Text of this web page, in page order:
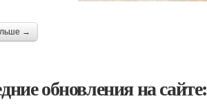
→
обновления на сайте: